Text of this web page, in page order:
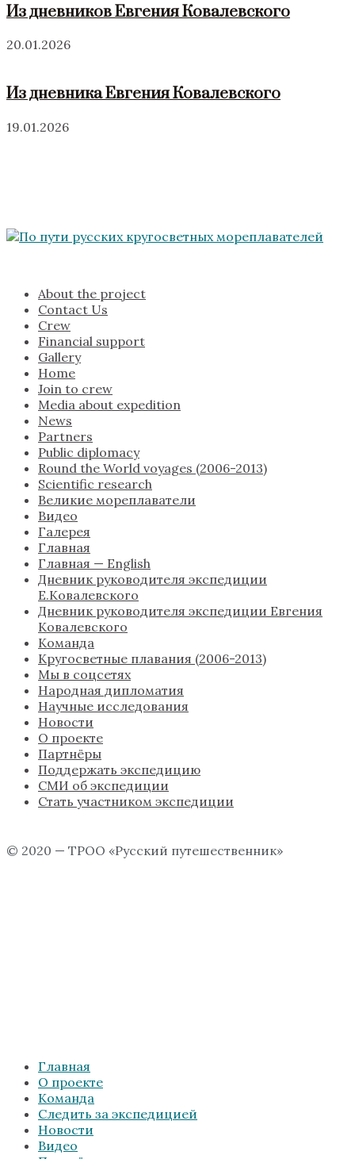
Из дневников Евгения Ковалевского
20.01.2026
Из дневника Евгения Ковалевского
19.01.2026
About the project
Contact Us
Crew
Financial support
Gallery
Home
Join to crew
Media about expedition
News
Partners
Public diplomacy
Round the World voyages (2006-2013)
Scientific research
Великие мореплаватели
Видео
Галерея
Главная
Главная — English
Дневник руководителя экспедиции
Е.Ковалевского
Дневник руководителя экспедиции Евгения
Ковалевского
Команда
Кругосветные плавания (2006-2013)
Мы в соцсетях
Народная дипломатия
Научные исследования
Новости
О проекте
Партнёры
Поддержать экспедицию
СМИ об экспедиции
Стать участником экспедиции
© 2020 — ТРОО «Русский путешественник»
Главная
О проекте
Команда
Следить за экспедицией
Новости
Видео